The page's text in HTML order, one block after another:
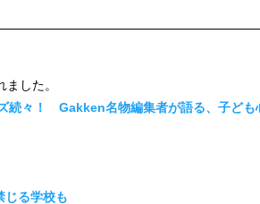
した。
続々！ Gakken名物編集者が語る、子ど
じる学校も